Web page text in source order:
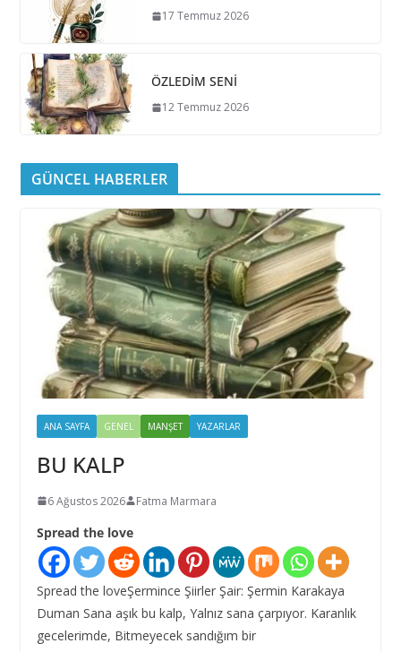
17 Temmuz 2026
ÖZLEDİM SENİ
12 Temmuz 2026
GÜNCEL HABERLER
ANA SAYFA GENEL MANŞET YAZARLAR
BU KALP
6 Ağustos 2026 Fatma Marmara
Spread the love
Spread the loveŞermince Şiirler Şair: Şermin Karakaya
Duman Sana aşık bu kalp, Yalnız sana çarpıyor. Karanlık
gecelerimde, Bitmeyecek sandığım bir